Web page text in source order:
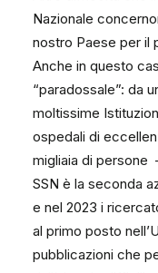
Nazionale
nostro Paese per il
Anche in questo
“paradossale”: da
moltissime
ospedali di
migliaia di persone
SSN è la seconda
e nel 2023 i
al primo posto
pubblicazioni che